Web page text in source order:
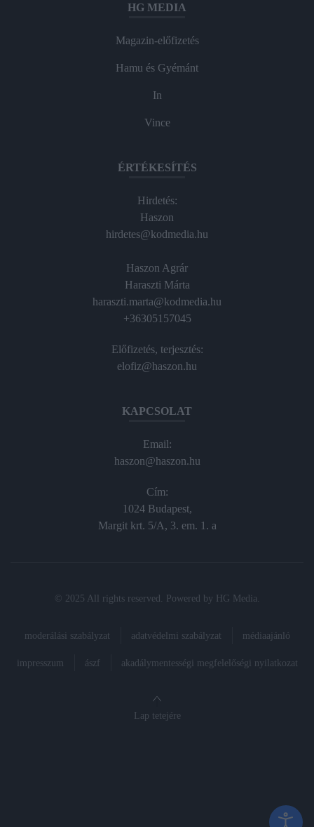
HG MEDIA
Magazin-előfizetés
Hamu és Gyémánt
In
Vince
ÉRTÉKESÍTÉS
Hirdetés:
Haszon
hirdetes@kodmedia.hu
Haszon Agrár
Haraszti Márta
haraszti.marta@kodmedia.hu
+36305157045
Előfizetés, terjesztés:
elofiz@haszon.hu
KAPCSOLAT
Email:
haszon@haszon.hu
Cím:
1024 Budapest,
Margit krt. 5/A, 3. em. 1. a
© 2025 All rights reserved. Powered by HG Media
moderálási szabályzat adatvédelmi szabályzat médiaajánló
impresszum ászf akadálymentességi megfelelőségi nyilatkozat
Lap tetejére